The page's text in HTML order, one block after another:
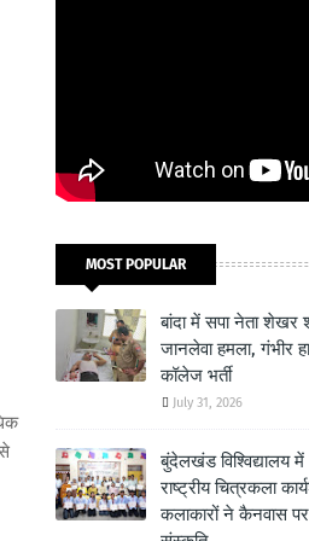
MOST POPULAR
बांदा में सपा नेता शेखर
जानलेवा हमला, गंभीर
कॉलेज भर्ती
July 31, 2026
बुंदेलखंड विश्विद्यालय
राष्ट्रीय चित्रकला
कलाकारों ने कैनवास